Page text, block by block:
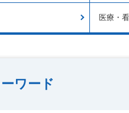
医療・
ワード